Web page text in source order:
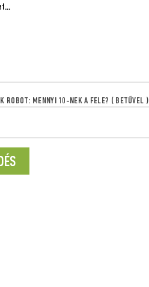
ROBOT: MENNYI 10-NEK A FELE? ( BETŰVEL )